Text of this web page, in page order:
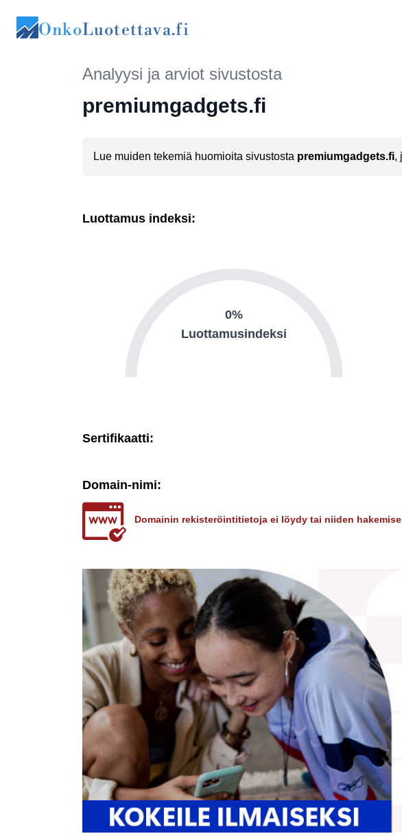
OnkoLuotettava.fi
Analyysi ja arviot sivustosta
premiumgadgets.fi
Lue muiden tekemiä huomioita sivustosta premiumgadgets.fi,
Luottamus indeksi:
0%
Luottamusindeksi
Sertifikaatti:
Domain-nimi:
Domainin rekisteröintitietoja ei löydy tai niiden